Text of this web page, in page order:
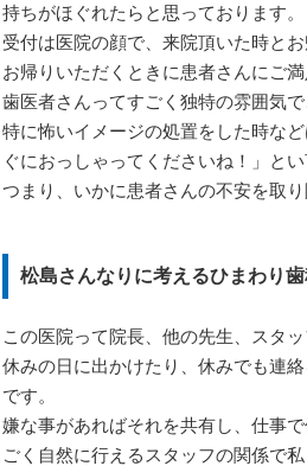
持ちがほぐれたらと思っております。
受付は医院の顔で、来院頂いた時と
お帰りいただくときに患者さんにご
歯医者さんってすごく独特の雰囲気
特に怖いイメージの処置をした時な
ぐにおっしゃってくださいね！」と
つまり、いかに患者さんの不安を取
松島さんなりに考えるひまわり
この医院って院長、他の先生、スタ
休みの日に出かけたり、休みでも連
です。
嫌な事があればそれを共有し、仕事
ごく自然に行えるスタッフの関係で